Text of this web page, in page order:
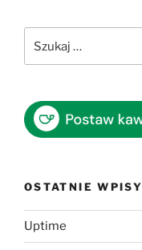
OSTATNIE WPISY
Uptime